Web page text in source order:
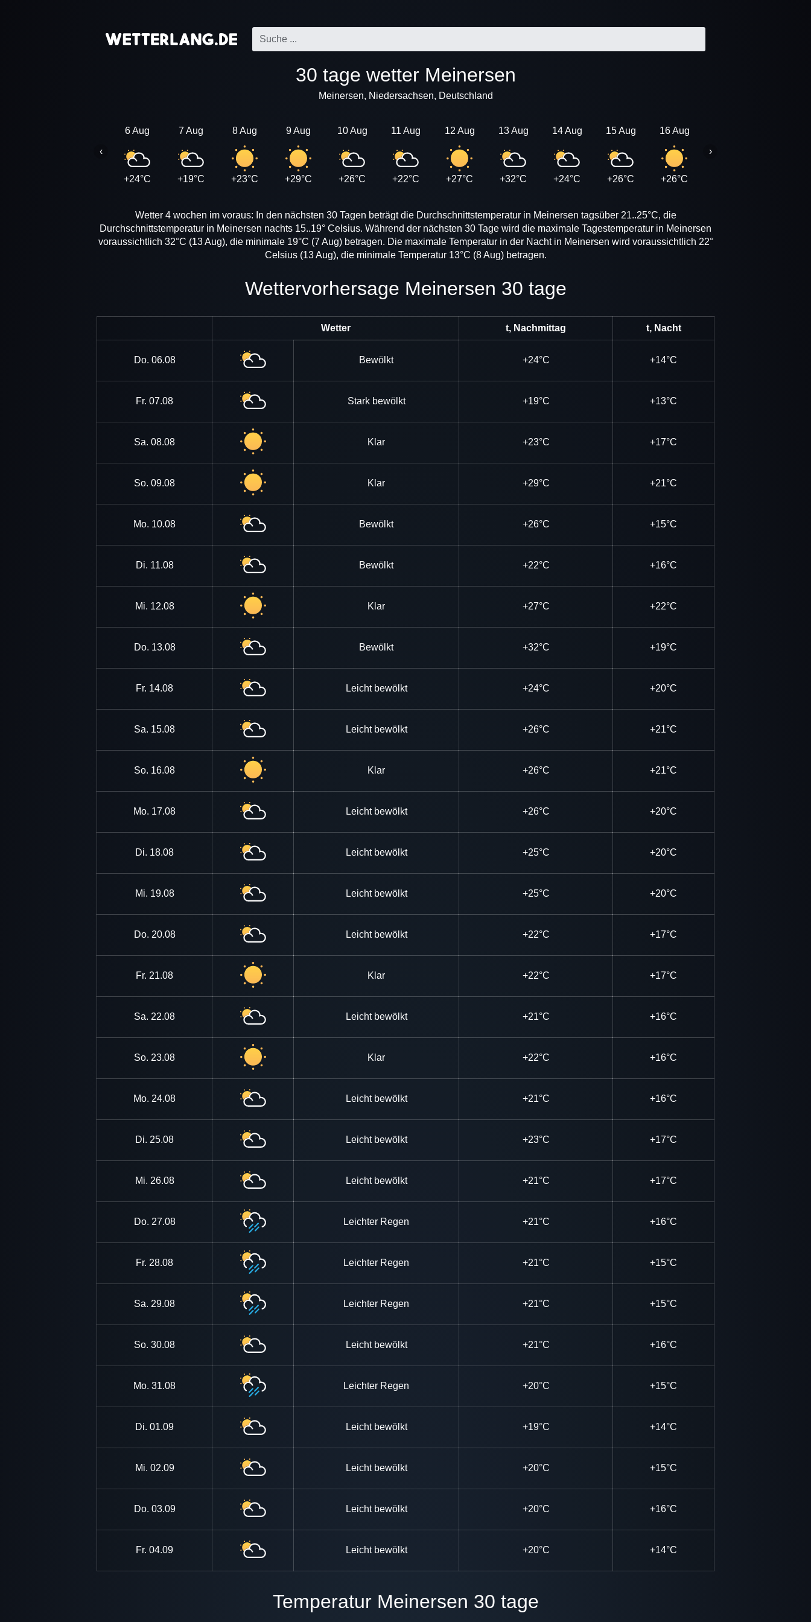
30 tage wetter Meinersen
Meinersen, Niedersachsen, Deutschland
6 Aug
+24°C
7 Aug
+19°C
8 Aug
+23°C
9 Aug
+29°C
10 Aug
+26°C
11 Aug
+22°C
12 Aug
+27°C
13 Aug
+32°C
14 Aug
+24°C
15 Aug
+26°C
16 Aug
+26°C
‹ ›
Wetter 4 wochen im voraus: In den nächsten 30 Tagen beträgt die Durchschnittstemperatur in Meinersen tagsüber 21..25°C, die
Durchschnittstemperatur in Meinersen nachts 15..19° Celsius. Während der nächsten 30 Tage wird die maximale Tagestemperatur in Meinersen
voraussichtlich 32°C (13 Aug), die minimale 19°C (7 Aug) betragen. Die maximale Temperatur in der Nacht in Meinersen wird voraussichtlich 22°
Celsius (13 Aug), die minimale Temperatur 13°C (8 Aug) betragen.
Wettervorhersage Meinersen 30 tage
Wetter t, Nachmittag t, Nacht
Do. 06.08 Bewölkt +24°C +14°C
Fr. 07.08 Stark bewölkt +19°C +13°C
Sa. 08.08 Klar +23°C +17°C
So. 09.08 Klar +29°C +21°C
Mo. 10.08 Bewölkt +26°C +15°C
Di. 11.08 Bewölkt +22°C +16°C
Mi. 12.08 Klar +27°C +22°C
Do. 13.08 Bewölkt +32°C +19°C
Fr. 14.08 Leicht bewölkt +24°C +20°C
Sa. 15.08 Leicht bewölkt +26°C +21°C
So. 16.08 Klar +26°C +21°C
Mo. 17.08 Leicht bewölkt +26°C +20°C
Di. 18.08 Leicht bewölkt +25°C +20°C
Mi. 19.08 Leicht bewölkt +25°C +20°C
Do. 20.08 Leicht bewölkt +22°C +17°C
Fr. 21.08 Klar +22°C +17°C
Sa. 22.08 Leicht bewölkt +21°C +16°C
So. 23.08 Klar +22°C +16°C
Mo. 24.08 Leicht bewölkt +21°C +16°C
Di. 25.08 Leicht bewölkt +23°C +17°C
Mi. 26.08 Leicht bewölkt +21°C +17°C
Do. 27.08 Leichter Regen +21°C +16°C
Fr. 28.08 Leichter Regen +21°C +15°C
Sa. 29.08 Leichter Regen +21°C +15°C
So. 30.08 Leicht bewölkt +21°C +16°C
Mo. 31.08 Leichter Regen +20°C +15°C
Di. 01.09 Leicht bewölkt +19°C +14°C
Mi. 02.09 Leicht bewölkt +20°C +15°C
Do. 03.09 Leicht bewölkt +20°C +16°C
Fr. 04.09 Leicht bewölkt +20°C +14°C
Temperatur Meinersen 30 tage